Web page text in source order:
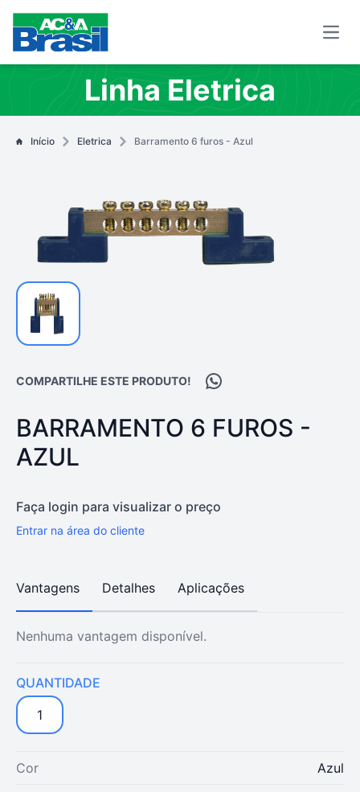
Linha Eletrica
Início Eletrica Barramento 6 furos - Azul
COMPARTILHE ESTE PRODUTO! Compartilhar no
PRODUTO:
BARRAMENTO 6 FUROS -
AZUL
Faça login para visualizar o preço
Entrar na área do cliente
Vantagens Detalhes Aplicações
Nenhuma vantagem disponível.
QUANTIDADE
1
Cor Azul